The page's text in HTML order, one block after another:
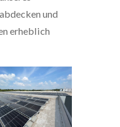
und
erheblich